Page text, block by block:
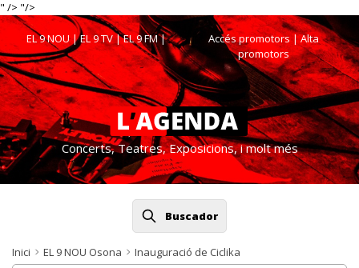
" /> "/>
EL 9 NOU|EL 9 TV|EL 9 FM| Accés promotors| Alta
promotors
Concerts, Teatres, Exposicions, i molt més
Buscador
Inici EL 9 NOU Osona Inauguració de Ciclika